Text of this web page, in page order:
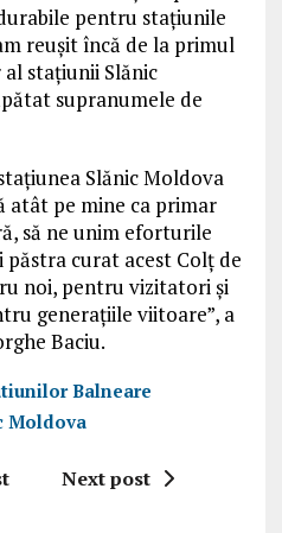
pentru stațiunile
reușit încă de la primul
stațiunii Slănic
supranumele de
Slănic Moldova
atât pe mine ca primar
să ne unim eforturile
curat acest Colț de
noi, pentru vizitatori și
generațiile viitoare”, a
Baciu.
Balneare
Moldova
Next post